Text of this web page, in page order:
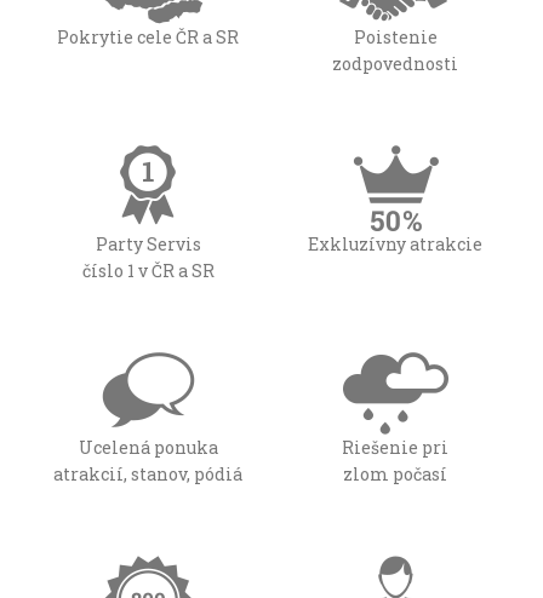
Pokrytie cele ČR a SR
Poistenie
zodpovednosti
Party Servis
číslo 1 v ČR a SR
Exkluzívny atrakcie
Ucelená ponuka
atrakcií, stanov, pódiá
Riešenie pri
zlom počasí